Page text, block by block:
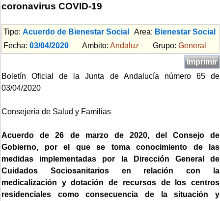
coronavirus COVID-19
Tipo: Acuerdo de Bienestar Social Area: Bienestar Social
Fecha: 03/04/2020 Ambito: Andaluz Grupo: General
Imprimir
Boletín Oficial de la Junta de Andalucía número 65 de
03/04/2020
Consejería de Salud y Familias
Acuerdo de 26 de marzo de 2020, del Consejo de
Gobierno, por el que se toma conocimiento de las
medidas implementadas por la Dirección General de
Cuidados Sociosanitarios en relación con la
medicalización y dotación de recursos de los centros
residenciales como consecuencia de la situación y